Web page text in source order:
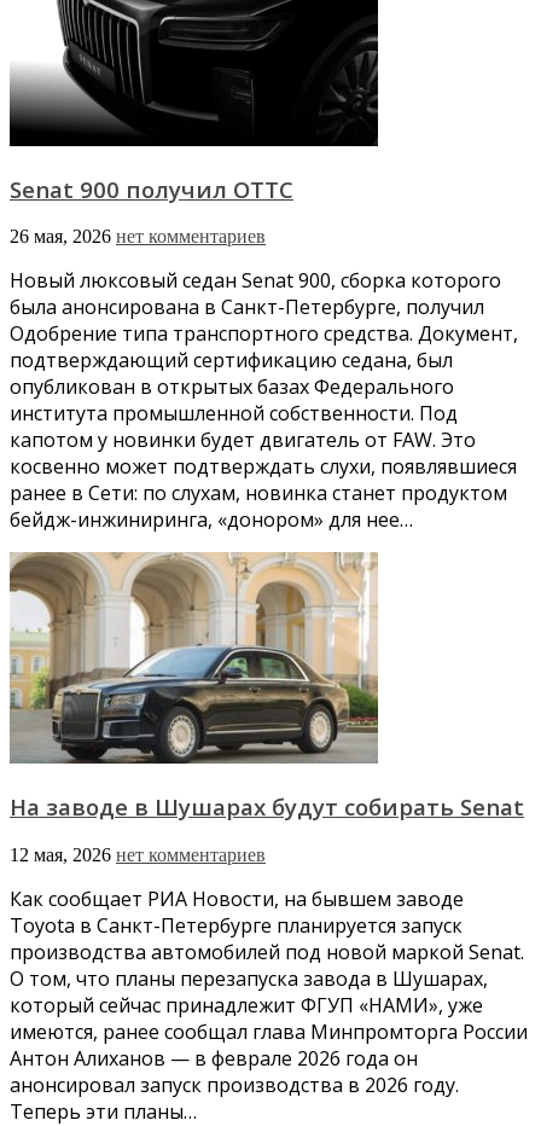
Senat 900 получил ОТТС
26 мая, 2026 нет комментариев
Новый люксовый седан Senat 900, сборка которого
была анонсирована в Санкт-Петербурге, получил
Одобрение типа транспортного средства. Документ,
подтверждающий сертификацию седана, был
опубликован в открытых базах Федерального
института промышленной собственности. Под
капотом у новинки будет двигатель от FAW. Это
косвенно может подтверждать слухи, появлявшиеся
ранее в Сети: по слухам, новинка станет продуктом
бейдж-инжиниринга, «донором» для нее…
На заводе в Шушарах будут собирать Senat
12 мая, 2026 нет комментариев
Как сообщает РИА Новости, на бывшем заводе
Toyota в Санкт-Петербурге планируется запуск
производства автомобилей под новой маркой Senat.
О том, что планы перезапуска завода в Шушарах,
который сейчас принадлежит ФГУП «НАМИ», уже
имеются, ранее сообщал глава Минпромторга России
Антон Алиханов — в феврале 2026 года он
анонсировал запуск производства в 2026 году.
Теперь эти планы…